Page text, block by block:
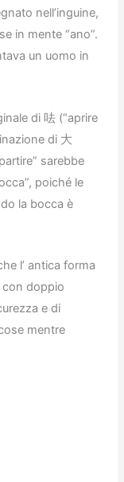
nell’inguine,
in mente “ano”.
un uomo in
di 呿 (“aprire
di 大
sarebbe
poiché le
la bocca è
l’ antica forma
doppio
e di
mentre